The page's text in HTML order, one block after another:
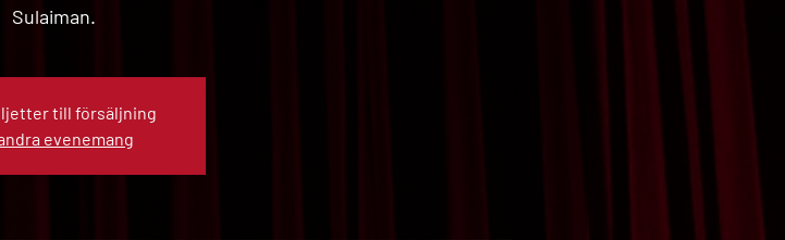
Sulaiman.
till försäljning
evenemang